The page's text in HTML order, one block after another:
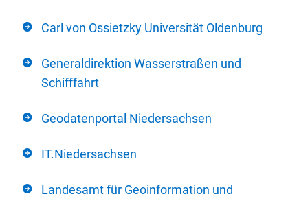
Carl von Ossietzky Universität Oldenburg
Generaldirektion Wasserstraßen und
Schifffahrt
Geodatenportal Niedersachsen
IT.Niedersachsen
Landesamt für Geoinformation und